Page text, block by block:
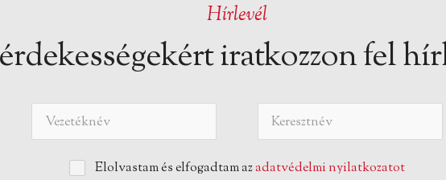
Hírlevél
iratkozzon fel
Elolvastam és elfogadtam azadatvédelmi nyilatkozatot